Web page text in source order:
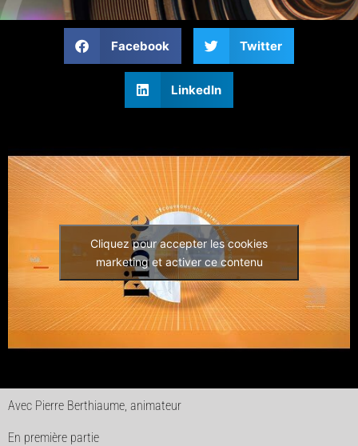
Facebook Twitter
LinkedIn
Cliquez pour accepter les cookies
marketing et activer ce contenu
Avec Pierre Berthiaume, animateur
En première partie